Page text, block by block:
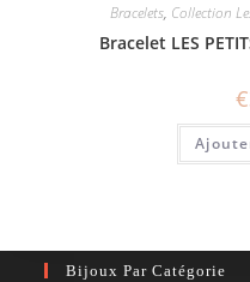
Bracelets, Collection
Bracelet LES
€
Bijoux Par Catégorie